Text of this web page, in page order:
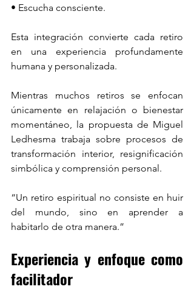
• Escucha consciente.
Esta integración convierte cada retiro
en una experiencia profundamente
humana y personalizada.
Mientras muchos retiros se enfocan
únicamente en relajación o bienestar
momentáneo, la propuesta de Miguel
Ledhesma trabaja sobre procesos de
transformación interior, resignificación
simbólica y comprensión personal.
“Un retiro espiritual no consiste en huir
del mundo, sino en aprender a
habitarlo de otra manera.”
Experiencia y enfoque como
facilitador